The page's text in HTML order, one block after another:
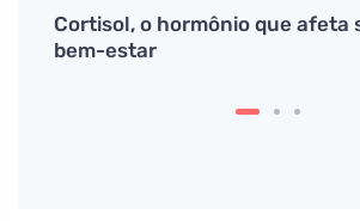
Cortisol, o hormônio que afeta
bem-estar